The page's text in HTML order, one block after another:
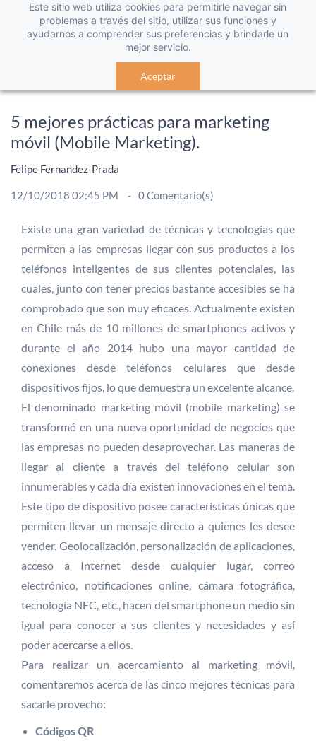
Este sitio web utiliza cookies para permitirle navegar sin
problemas a través del sitio, utilizar sus funciones y
ayudarnos a comprender sus preferencias y brindarle un
mejor servicio.
Aceptar
5 mejores prácticas para marketing
móvil (Mobile Marketing).
Felipe Fernandez-Prada
12/10/2018 02:45 PM 0Comentario(s)
Existe una gran variedad de técnicas y tecnologías que
permiten a las empresas llegar con sus productos a los
teléfonos inteligentes de sus clientes potenciales, las
cuales, junto con tener precios bastante accesibles se ha
comprobado que son muy eficaces. Actualmente existen
en Chile más de 10 millones de smartphones activos y
durante el año 2014 hubo una mayor cantidad de
conexiones desde teléfonos celulares que desde
dispositivos fijos, lo que demuestra un excelente alcance.
El denominado marketing móvil (mobile marketing) se
transformó en una nueva oportunidad de negocios que
las empresas no pueden desaprovechar. Las maneras de
llegar al cliente a través del teléfono celular son
innumerables y cada día existen innovaciones en el tema.
Este tipo de dispositivo posee características únicas que
permiten llevar un mensaje directo a quienes les desee
vender. Geolocalización, personalización de aplicaciones,
acceso a Internet desde cualquier lugar, correo
electrónico, notificaciones online, cámara fotográfica,
tecnología NFC, etc., hacen del smartphone un medio sin
igual para conocer a sus clientes y necesidades y así
poder acercarse a ellos.
Para realizar un acercamiento al marketing móvil,
comentaremos acerca de las cinco mejores técnicas para
sacarle provecho:
Códigos QR